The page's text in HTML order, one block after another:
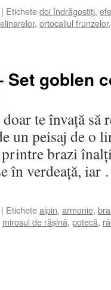
| Etichetedoi îndrăgostiți,
, ortocaliul frunzelor
Set goblen
te învață să
un peisaj de o
printre brazi
în verdeață,
| Etichetealpin, armonie,
mirosul de rășină, potecă,